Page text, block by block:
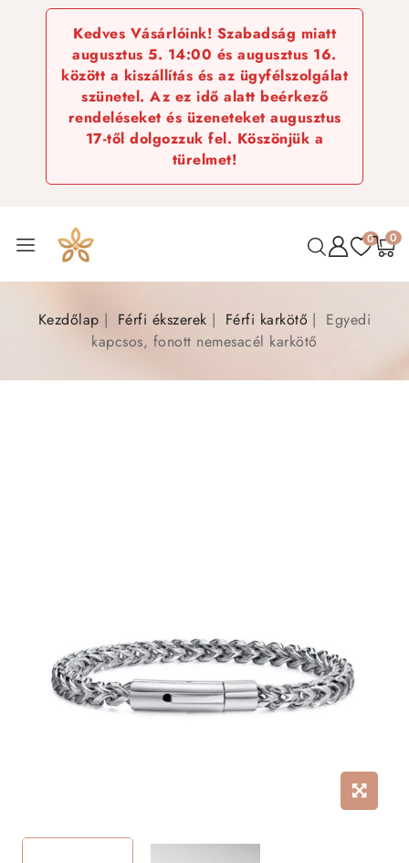
Kedves Vásárlóink! Szabadság miatt
augusztus 5. 14:00 és augusztus 16.
között a kiszállítás és az ügyfélszolgálat
szünetel. Az ez idő alatt beérkező
rendeléseket és üzeneteket augusztus
17-től dolgozzuk fel. Köszönjük a
türelmet!
0 0
Kezdőlap Férfi ékszerek Férfi karkötő
Egyedi
kapcsos, fonott nemesacél karkötő